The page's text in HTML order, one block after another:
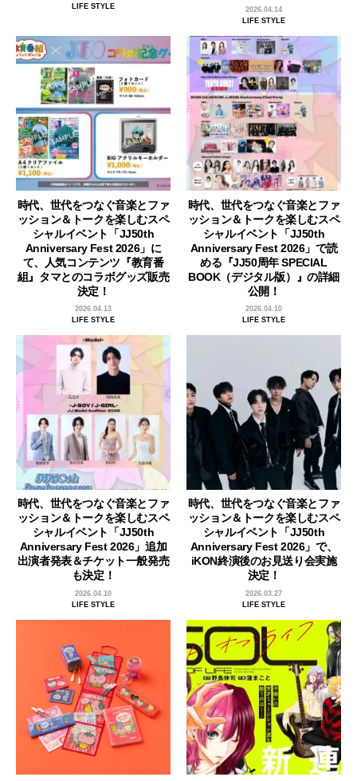
LIFE STYLE
2026.04.14
LIFE STYLE
時代、世代をつなぐ音楽とファ
ッション＆トークを楽しむスペ
シャルイベント「JJ50th
Anniversary Fest 2026」に
て、人気コンテンツ『教育番
組』タマとのコラボグッズ販売
決定！
2026.04.13
LIFE STYLE
時代、世代をつなぐ音楽とファ
ッション＆トークを楽しむスペ
シャルイベント「JJ50th
Anniversary Fest 2026」で読
める『JJ50周年 SPECIAL
BOOK（デジタル版）』の詳細
公開！
2026.04.10
LIFE STYLE
時代、世代をつなぐ音楽とファ
ッション＆トークを楽しむスペ
シャルイベント「JJ50th
Anniversary Fest 2026」追加
出演者発表＆チケット一般発売
も決定！
2026.04.10
LIFE STYLE
時代、世代をつなぐ音楽とファ
ッション＆トークを楽しむスペ
シャルイベント「JJ50th
Anniversary Fest 2026」で、
iKON終演後のお見送り会実施
決定！
2026.03.27
LIFE STYLE